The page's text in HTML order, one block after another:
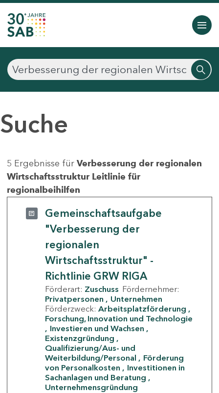
Suche
5 Ergebnisse für Verbesserung der regionalen
Wirtschaftsstruktur Leitlinie für
regionalbeihilfen
Gemeinschaftsaufgabe
"Verbesserung der
regionalen
Wirtschaftsstruktur" -
Richtlinie GRW RIGA
Förderart: Zuschuss Fördernehmer:
Privatpersonen
Unternehmen
Förderzweck: Arbeitsplatzförderung
Forschung, Innovation und Technologie
Investieren und Wachsen
Existenzgründung
Qualifizierung/Aus- und
Weiterbildung/Personal
Förderung
von Personalkosten
Investitionen in
Sachanlagen und Beratung
Unternehmensgründung